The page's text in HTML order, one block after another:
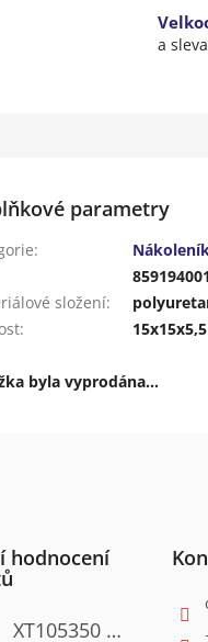
a
parametry
:
složení:
:
byla vyprodána…
hodnocení
XT105350 Satinační válcová bruska 1300W